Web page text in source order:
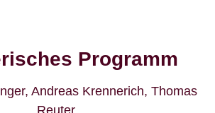
Programm
, Andreas Krennerich, Thomas
Reuter